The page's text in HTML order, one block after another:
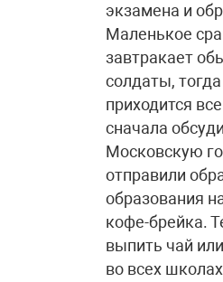
экзамена и
Маленькое
завтракает
солдаты,
приходится
сначала
Московскую
отправили
образования
кофе-брейка.
выпить чай
во всех